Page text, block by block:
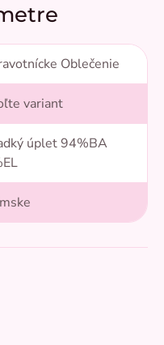
Oblečenie
variant
úplet 94%BA